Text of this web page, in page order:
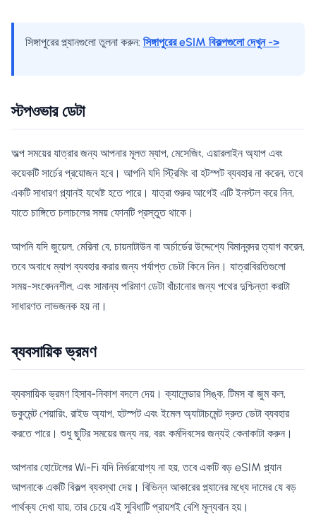
সিঙ্গাপুরের প্ল্যানগুলো তুলনা করুন: সিঙ্গাপুরের eSIM বিকল্পগুলো দেখুন ->
স্টপওভার ডেটা
অল্প সময়ের যাত্রার জন্য আপনার মূলত ম্যাপ, মেসেজিং, এয়ারলাইন অ্যাপ এবং
কয়েকটি সার্চের প্রয়োজন হবে। আপনি যদি স্ট্রিমিং বা হটস্পট ব্যবহার না করেন, তবে
একটি সাধারণ প্ল্যানই যথেষ্ট হতে পারে। যাত্রা শুরুর আগেই এটি ইনস্টল করে নিন,
যাতে চাঙ্গিতে চলাচলের সময় ফোনটি প্রস্তুত থাকে।
আপনি যদি জুয়েল, মেরিনা বে, চায়নাটাউন বা অর্চার্ডের উদ্দেশ্যে বিমানবন্দর ত্যাগ করেন,
তবে অবাধে ম্যাপ ব্যবহার করার জন্য পর্যাপ্ত ডেটা কিনে নিন। যাত্রাবিরতিগুলো
সময়-সংবেদনশীল, এবং সামান্য পরিমাণ ডেটা বাঁচানোর জন্য পথের দুশ্চিন্তা করাটা
সাধারণত লাভজনক হয় না।
ব্যবসায়িক ভ্রমণ
ব্যবসায়িক ভ্রমণ হিসাব-নিকাশ বদলে দেয়। ক্যালেন্ডার সিঙ্ক, টিমস বা জুম কল,
ডকুমেন্ট শেয়ারিং, রাইড অ্যাপ, হটস্পট এবং ইমেল অ্যাটাচমেন্ট দ্রুত ডেটা ব্যবহার
করতে পারে। শুধু ছুটির সময়ের জন্য নয়, বরং কর্মদিবসের জন্যই কেনাকাটা করুন।
আপনার হোটেলের Wi-Fi যদি নির্ভরযোগ্য না হয়, তবে একটি বড় eSIM প্ল্যান
আপনাকে একটি বিকল্প ব্যবস্থা দেয়। বিভিন্ন আকারের প্ল্যানের মধ্যে দামের যে বড়
পার্থক্য দেখা যায়, তার চেয়ে এই সুবিধাটি প্রায়শই বেশি মূল্যবান হয়।